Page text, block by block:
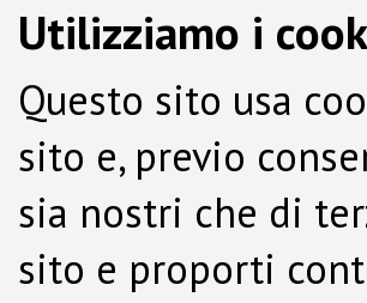
Utilizziamo i
Questo sito usa
sito e, previo
sia nostri che di
sito e proporti